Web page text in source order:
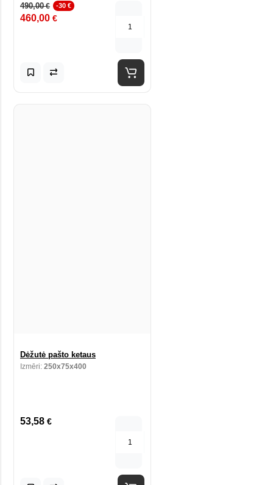
490,00€ -30 €
460,00 €
Dėžutė pašto ketaus
Izmēri: 250x75x400
53,58 €